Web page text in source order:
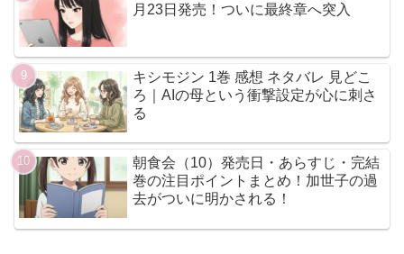
月23日発売！ついに最終章へ突入
キシモジン 1巻 感想 ネタバレ 見どこ
ろ｜AIの母という衝撃設定が心に刺さ
る
朝食会（10）発売日・あらすじ・完結
巻の注目ポイントまとめ！加世子の過
去がついに明かされる！